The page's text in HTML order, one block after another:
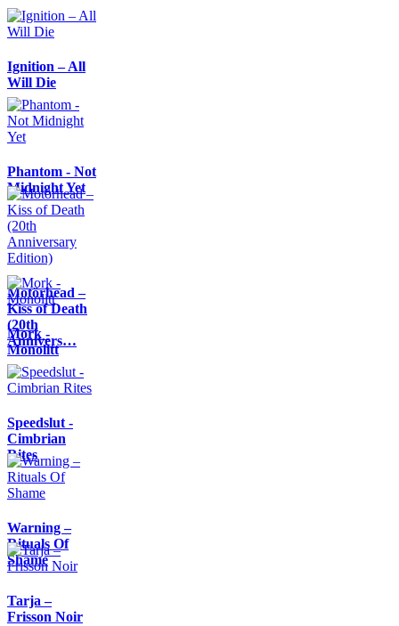
Ignition – All
Will Die
Phantom - Not
Midnight Yet
Motörhead –
Kiss of Death
(20th
Annivers…
Mork -
Monolitt
Speedslut -
Cimbrian
Rites
Warning –
Rituals Of
Shame
Tarja –
Frisson Noir